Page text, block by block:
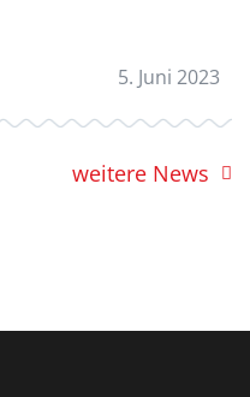
5. Juni 2023
weitere News